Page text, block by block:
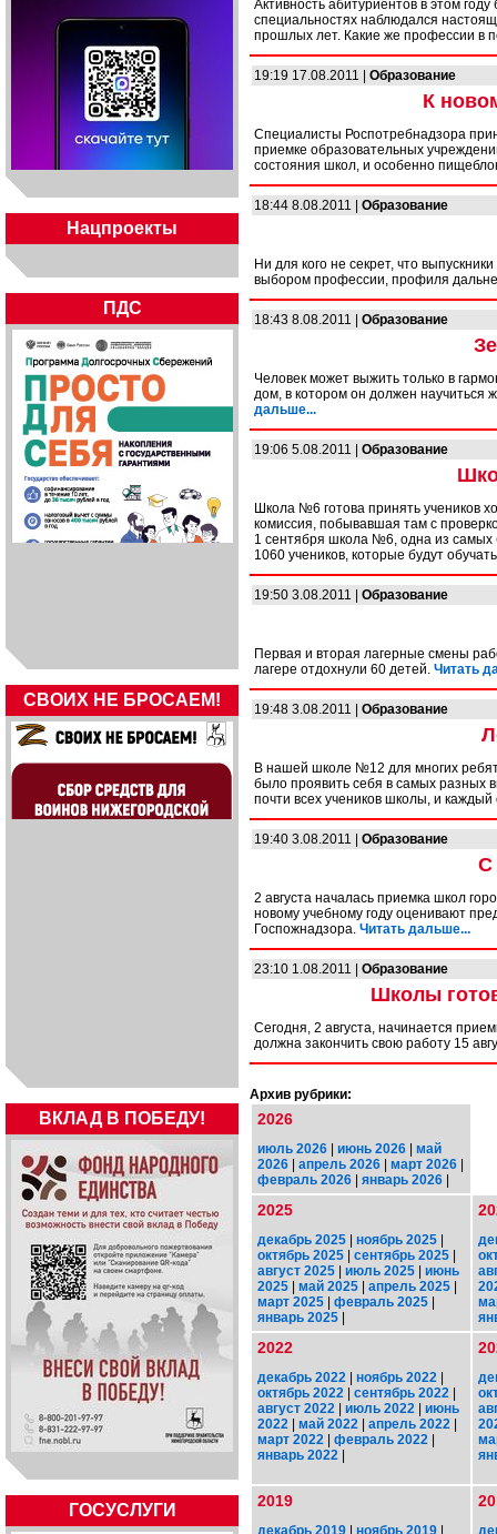
Нацпроекты
ПДС
СВОИХ НЕ БРОСАЕМ!
ВКЛАД В ПОБЕДУ!
ГОСУСЛУГИ
Активность абитуриентов в этом
специальностях наблюдался
прошлых лет. Какие же профессии в
19:19 17.08.2011 | Образование
К
Специалисты Роспотребнадзора
приемке образовательных
состояния школ, и особенно
18:44 8.08.2011 | Образование
Ни для кого не секрет, что
выбором профессии, профиля
18:43 8.08.2011 | Образование
Человек может выжить только в
дом, в котором он должен научиться
дальше...
19:06 5.08.2011 | Образование
Школа №6 готова принять учеников
комиссия, побывавшая там с
1 сентября школа №6, одна из самых
1060 учеников, которые будут
19:50 3.08.2011 | Образование
Первая и вторая лагерные смены
лагере отдохнули 60 детей. Читать
19:48 3.08.2011 | Образование
В нашей школе №12 для многих
было проявить себя в самых разных
почти всех учеников школы, и
19:40 3.08.2011 | Образование
С
2 августа началась приемка школ
новому учебному году оценивают
Госпожнадзора. Читать дальше...
23:10 1.08.2011 | Образование
Школы
Сегодня, 2 августа, начинается
должна закончить свою работу 15
Архив рубрики:
2026
июль 2026 | июнь 2026 | май
2026 | апрель 2026 | март 2026 |
февраль 2026 | январь 2026 |
2025
декабрь 2025 | ноябрь 2025 |
октябрь 2025 | сентябрь 2025 |
август 2025 | июль 2025 | июнь
2025 | май 2025 | апрель 2025 |
март 2025 | февраль 2025 |
январь 2025 |
2022
декабрь 2022 | ноябрь 2022 |
октябрь 2022 | сентябрь 2022 |
август 2022 | июль 2022 | июнь
2022 | май 2022 | апрель 2022 |
март 2022 | февраль 2022 |
январь 2022 |
2019
декабрь 2019 | ноябрь 2019 |